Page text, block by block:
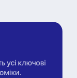
усі ключові